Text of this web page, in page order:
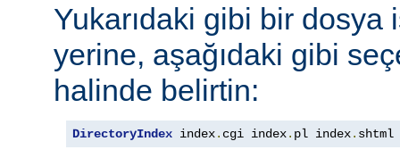
Yukarıdaki gibi bir dosya
yerine, aşağıdaki gibi
halinde belirtin:
DirectoryIndex index. cgi index. pl index. shtml